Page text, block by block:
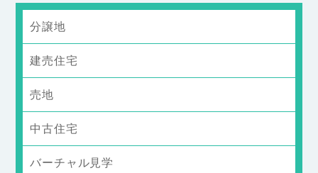
分譲地
建売住宅
売地
中古住宅
バーチャル見学